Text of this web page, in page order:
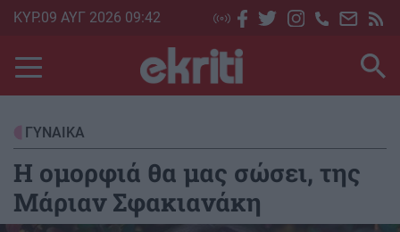
Skip
main
content
ΚΥΡ.09 ΑΥΓ 2026 09:42
ΓΥΝΑΙΚΑ
Η ομορφιά θα μας σώσει, της
Μάριαν Σφακιανάκη